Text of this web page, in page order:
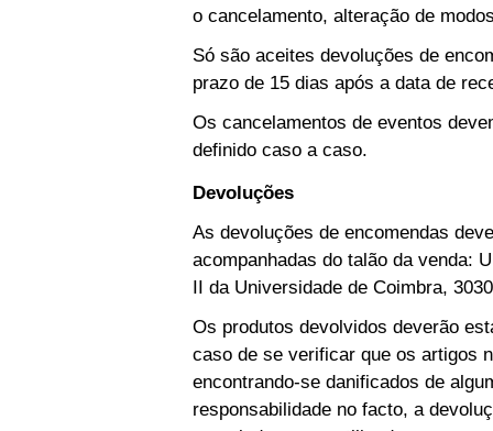
o cancelamento, alteração de
Só são aceites devoluções de
prazo de 15 dias após a data de
Os cancelamentos de eventos
definido caso a caso.
Devoluções
As devoluções de encomendas
acompanhadas do talão da venda:
II da Universidade de Coimbra,
Os produtos devolvidos deverão
caso de se verificar que os artigos
encontrando-se danificados de
responsabilidade no facto, a